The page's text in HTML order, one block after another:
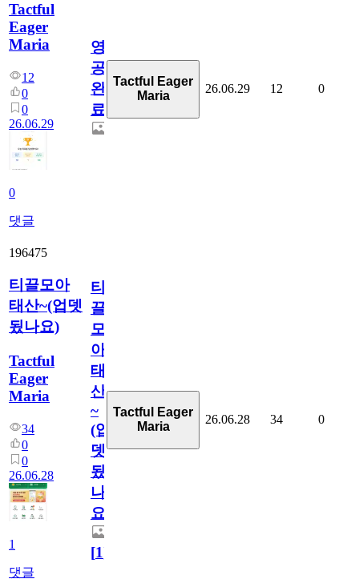
Tactful
Eager
Maria
12
0
0
26.06.29
0
댓글
영
공
완
료
Tactful Eager
Maria
26.06.29 12 0
196475
티끌모아
태산~(업뎃
됬나요)
Tactful
Eager
Maria
34
0
0
26.06.28
1
댓글
티
끌
모
아
태
산
~
(업
뎃
됬
나
요)
[1]
Tactful Eager
Maria
26.06.28 34 0